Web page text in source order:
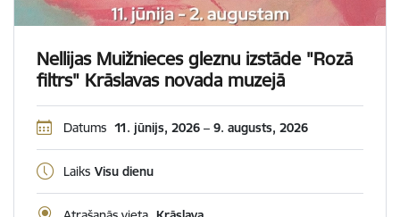
Nellijas Muižnieces gleznu izstāde "Rozā
filtrs" Krāslavas novada muzejā
Datums 11. jūnijs, 2026 – 9. augusts, 2026
Laiks Visu dienu